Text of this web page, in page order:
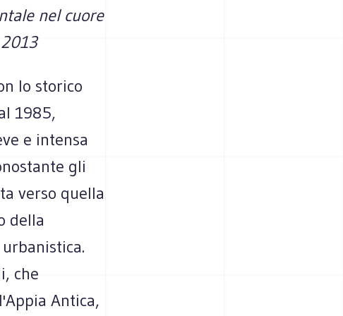
nel cuore
lo storico
1985,
e intensa
gli
verso quella
della
che
Antica,